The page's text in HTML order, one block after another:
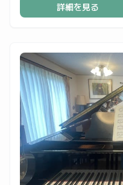
詳細を見る